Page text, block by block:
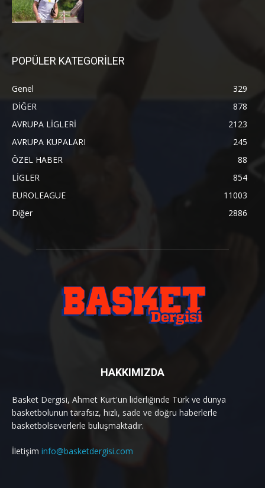
POPÜLER KATEGORİLER
Genel
329
DİĞER
878
AVRUPA LİGLERİ
2123
AVRUPA KUPALARI
245
ÖZEL HABER
88
LİGLER
854
EUROLEAGUE
11003
Diğer
2886
HAKKIMIZDA
Basket Dergisi, Ahmet Kurt'un liderliğinde Türk ve dünya
basketbolunun tarafsız, hızlı, sade ve doğru haberlerle
basketbolseverlerle buluşmaktadır.
İletişim info@basketdergisi.com